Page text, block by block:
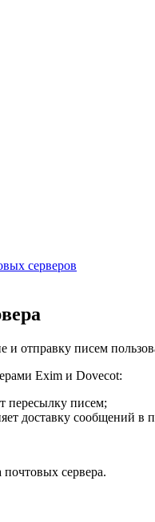
серверов
и отправку писем
Exim и Dovecot:
пересылку писем;
доставку сообщений в
почтовых сервера.